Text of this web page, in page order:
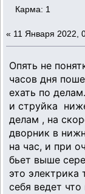
Карма: 1
« 11 Января 2022,
Опять не
часов дня
ехать по
и струйка
делам , на
дворник в
на час, и при
бьет выше
это электрика
себя ведет